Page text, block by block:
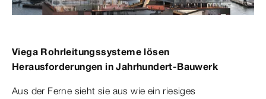
Viega Rohrleitungssysteme lösen
Herausforderungen in Jahrhundert-Bauwerk
Aus der Ferne sieht sie aus wie ein riesiges